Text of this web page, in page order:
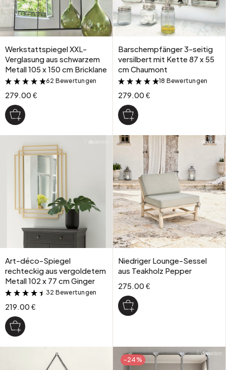
Werkstattspiegel XXL-
Verglasung aus schwarzem
Metall 105 x 150 cm Bricklane
&
62 Bewertungen
279.00 €
Barschempfänger 3-seitig
versilbert mit Kette 87 x 55
cm Chaumont
&
18 Bewertungen
279.00 €
Art-déco-Spiegel
rechteckig aus vergoldetem
Metall 102 x 77 cm Ginger
&
32 Bewertungen
219.00 €
Niedriger Lounge-Sessel
aus Teakholz Pepper
275.00 €
-24%